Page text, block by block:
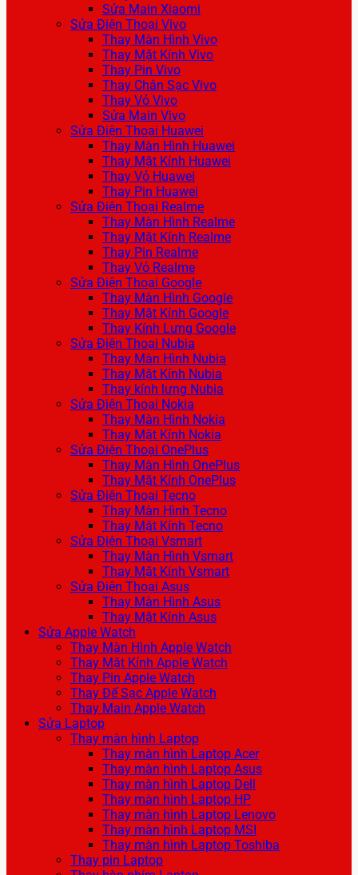
Sửa Main Xiaomi
Sửa Điện Thoại Vivo
Thay Màn Hình Vivo
Thay Mặt Kính Vivo
Thay Pin Vivo
Thay Chân Sạc Vivo
Thay Vỏ Vivo
Sửa Main Vivo
Sửa Điện Thoại Huawei
Thay Màn Hình Huawei
Thay Mặt Kính Huawei
Thay Vỏ Huawei
Thay Pin Huawei
Sửa Điện Thoại Realme
Thay Màn Hình Realme
Thay Mặt Kính Realme
Thay Pin Realme
Thay Vỏ Realme
Sửa Điện Thoại Google
Thay Màn Hình Google
Thay Mặt Kính Google
Thay Kính Lưng Google
Sửa Điện Thoại Nubia
Thay Màn Hình Nubia
Thay Mặt Kính Nubia
Thay kính lưng Nubia
Sửa Điện Thoại Nokia
Thay Màn Hình Nokia
Thay Mặt Kính Nokia
Sửa Điện Thoại OnePlus
Thay Màn Hình OnePlus
Thay Mặt Kính OnePlus
Sửa Điện Thoại Tecno
Thay Màn Hình Tecno
Thay Mặt Kính Tecno
Sửa Điện Thoại Vsmart
Thay Màn Hình Vsmart
Thay Mặt Kính Vsmart
Sửa Điện Thoại Asus
Thay Màn Hình Asus
Thay Mặt Kính Asus
Sửa Apple Watch
Thay Màn Hình Apple Watch
Thay Mặt Kính Apple Watch
Thay Pin Apple Watch
Thay Đế Sạc Apple Watch
Thay Main Apple Watch
Sửa Laptop
Thay màn hình Laptop
Thay màn hình Laptop Acer
Thay màn hình Laptop Asus
Thay màn hình Laptop Dell
Thay màn hình Laptop HP
Thay màn hình Laptop Lenovo
Thay màn hình Laptop MSI
Thay màn hình Laptop Toshiba
Thay pin Laptop